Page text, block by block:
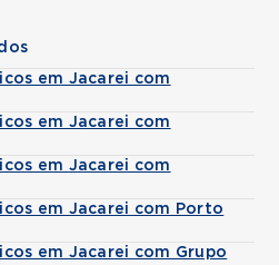
em Jacarei com
em Jacarei com
em Jacarei com
em Jacarei com Porto
em Jacarei com Grupo